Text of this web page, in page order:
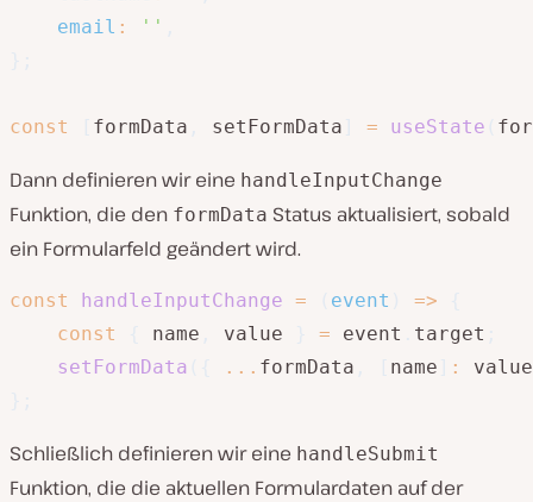
email : ''
const formData setFormData = useState
Dann definieren wir eine handleInputChange
Funktion, die den formData Status aktualisiert, sobald
ein Formularfeld geändert wird.
const handleInputChange = event =>
const
name value = event target
setFormData
... formData name :
Schließlich definieren wir eine handleSubmit
Funktion, die die aktuellen Formulardaten auf der